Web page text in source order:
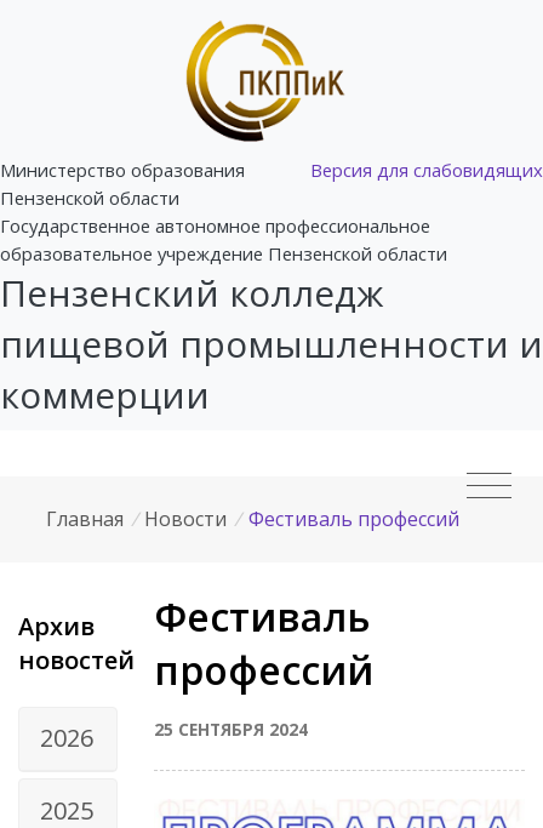
Версия для слабовидящих
Министерство образования
Пензенской области
Государственное автономное профессиональное
образовательное учреждение Пензенской области
Пензенский колледж
пищевой промышленности и
коммерции
Главная / Новости / Фестиваль профессий
Архив
новостей
2026
2025
Фестиваль
профессий
25 СЕНТЯБРЯ 2024